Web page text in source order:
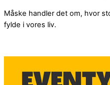
Måske handler det om, hvor
fylde i vores liv.